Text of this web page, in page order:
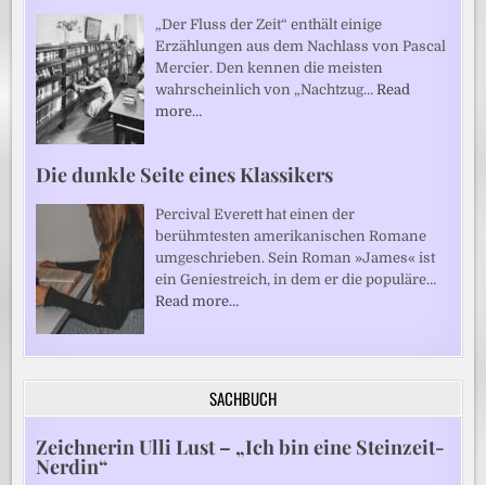
„Der Fluss der Zeit“ enthält einige
Erzählungen aus dem Nachlass von Pascal
Mercier. Den kennen die meisten
wahrscheinlich von „Nachtzug…Read
more…
Die dunkle Seite eines Klassikers
Percival Everett hat einen der
berühmtesten amerikanischen Romane
umgeschrieben. Sein Roman »James« ist
ein Geniestreich, in dem er die populäre…
Read more…
SACHBUCH
Zeichnerin Ulli Lust – „Ich bin eine Steinzeit-
Nerdin“